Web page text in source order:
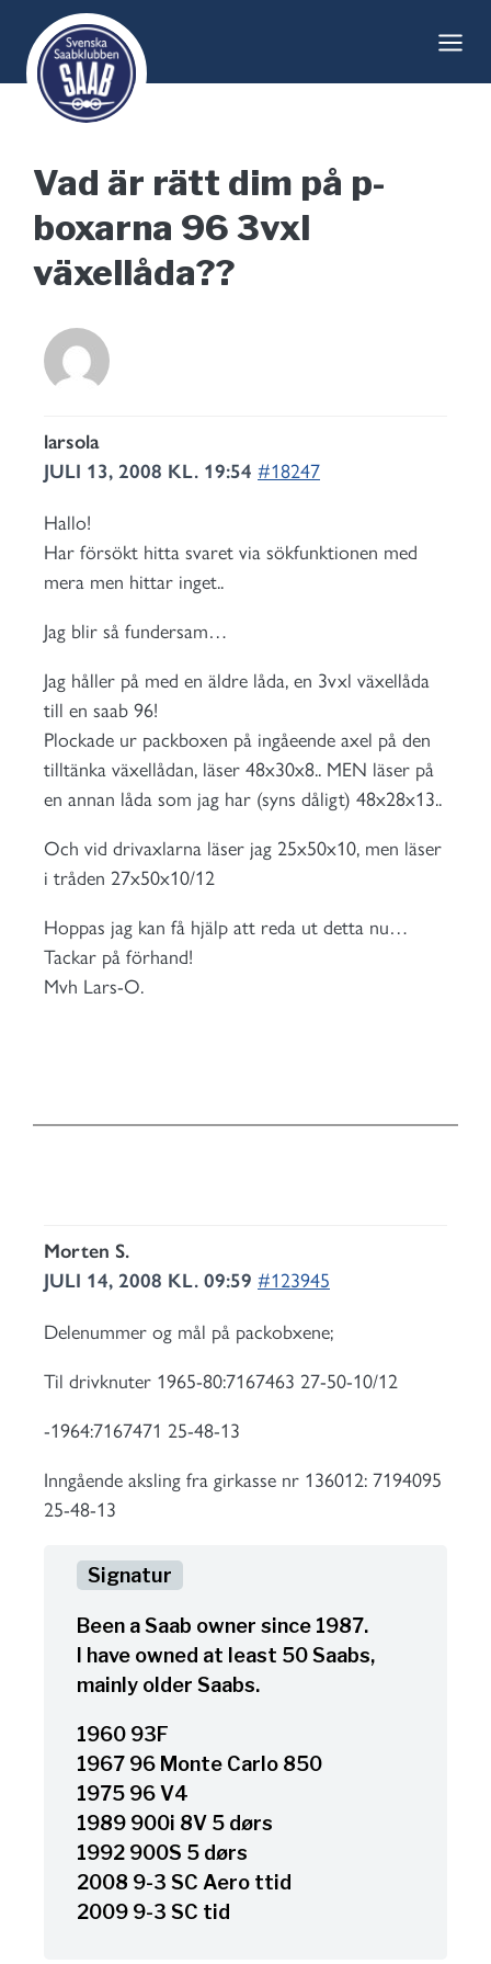
content
Vad är rätt dim på p-
boxarna 96 3vxl
växellåda??
larsola
JULI 13, 2008 KL. 19:54 #18247
Hallo!
Har försökt hitta svaret via sökfunktionen med
mera men hittar inget..
Jag blir så fundersam…
Jag håller på med en äldre låda, en 3vxl växellåda
till en saab 96!
Plockade ur packboxen på ingåeende axel på den
tilltänka växellådan, läser 48x30x8.. MEN läser på
en annan låda som jag har (syns dåligt) 48x28x13..
Och vid drivaxlarna läser jag 25x50x10, men läser
i tråden 27x50x10/12
Hoppas jag kan få hjälp att reda ut detta nu…
Tackar på förhand!
Mvh Lars-O.
Morten S.
JULI 14, 2008 KL. 09:59 #123945
Delenummer og mål på packobxene;
Til drivknuter 1965-80:7167463 27-50-10/12
-1964:7167471 25-48-13
Inngående aksling fra girkasse nr 136012: 7194095
25-48-13
Been a Saab owner since 1987.
I have owned at least 50 Saabs,
mainly older Saabs.
1960 93F
1967 96 Monte Carlo 850
1975 96 V4
1989 900i 8V 5 dørs
1992 900S 5 dørs
2008 9-3 SC Aero ttid
2009 9-3 SC tid